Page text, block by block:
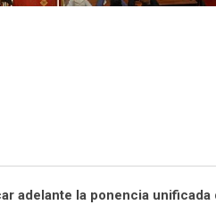
adelante la ponencia